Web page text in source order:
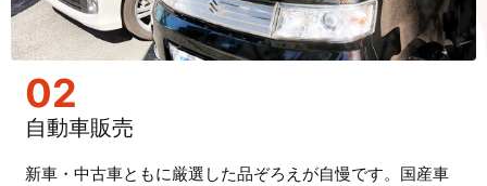
02
自動車販売
新車・中古車ともに厳選した品ぞろえが自慢です。国産車